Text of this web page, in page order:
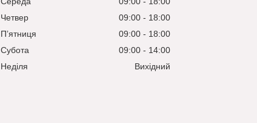
Четвер
09:00
18:00
Пʼятниця
09:00
18:00
Субота
09:00
14:00
Неділя
Вихідний